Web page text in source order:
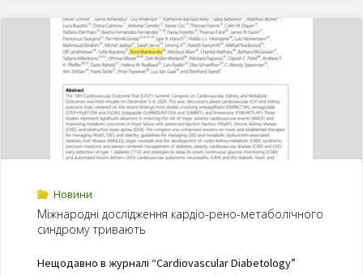
Новини
Міжнародні дослідження кардіо-рено-метаболічного
синдрому тривають
Нещодавно в журналі “Cardiovascular Diabetology”